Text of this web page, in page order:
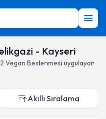
- Kayseri
2 Vegan Beslenmesi uygulayan
Akıllı Sıralama